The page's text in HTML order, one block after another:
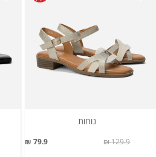
נוחות
79.9 ₪ 129.9 ₪